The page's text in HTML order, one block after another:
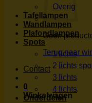
Geen
Terug naar
Contact
0
Winkelwagen
Overig
Tafellampen
Wandlampen
Plafondlampen
Spots
1 lichts
2 lichts
3 lichts
4 lichts
Onderdelen